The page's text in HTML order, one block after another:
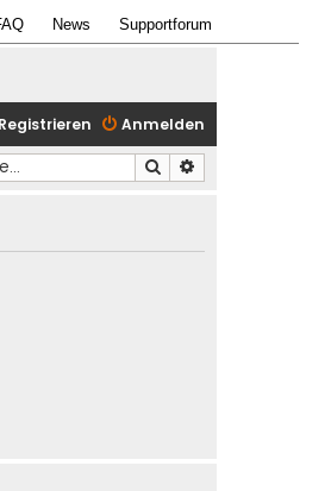
News Supportforum
Anmelden
Registrieren
Suche